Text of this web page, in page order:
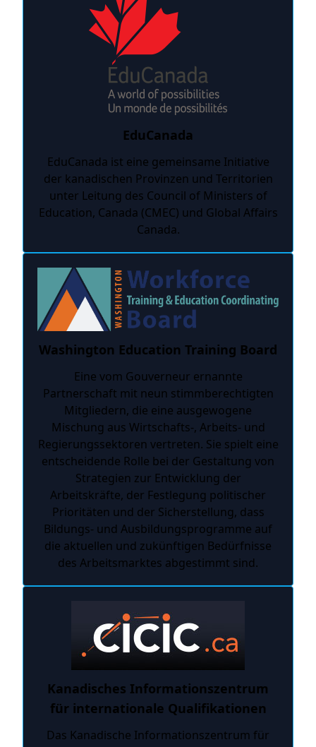
EduCanada
EduCanada ist eine gemeinsame Initiative
der kanadischen Provinzen und Territorien
unter Leitung des Council of Ministers of
Education, Canada (CMEC) und Global Affairs
Canada.
Washington Education Training Board
Eine vom Gouverneur ernannte
Partnerschaft mit neun stimmberechtigten
Mitgliedern, die eine ausgewogene
Mischung aus Wirtschafts-, Arbeits- und
Regierungssektoren vertreten. Sie spielt eine
entscheidende Rolle bei der Gestaltung von
Strategien zur Entwicklung der
Arbeitskräfte, der Festlegung politischer
Prioritäten und der Sicherstellung, dass
Bildungs- und Ausbildungsprogramme auf
die aktuellen und zukünftigen Bedürfnisse
des Arbeitsmarktes abgestimmt sind.
Kanadisches Informationszentrum
für internationale Qualifikationen
Das Kanadische Informationszentrum für